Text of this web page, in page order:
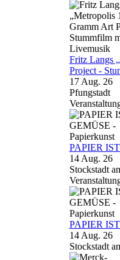
Fritz Langs
Project -
17 Aug. 26
Pfungstadt
PAPIER
14 Aug. 26
Stockstadt
PAPIER
14 Aug. 26
Stockstadt